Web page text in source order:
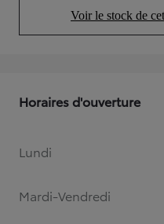
Voir le stock de
Horaires d'ouverture
Lundi
Mardi-Vendredi